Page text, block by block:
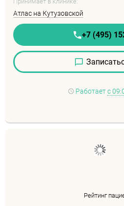
Атлас на Кутузовской
+7 (495)
Работает с
Рейтинг